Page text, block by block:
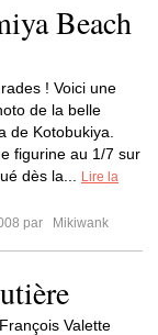
Beach
! Voici une
de la belle
de Kotobukiya.
figurine au 1/7 sur
dès la...
Lire la
par
Mikiwank
Valette